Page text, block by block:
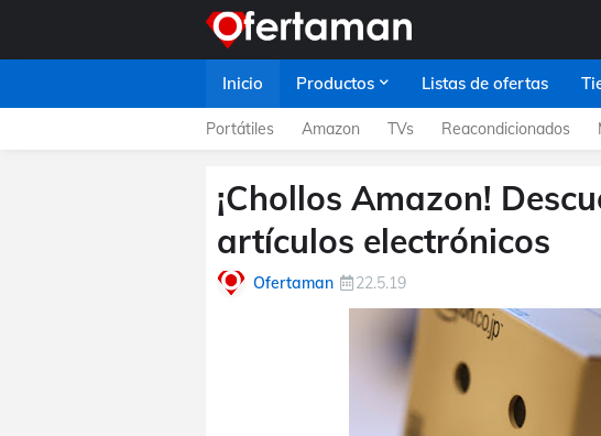
Inicio Productos Listas de ofertas
Portátiles Amazon TVs Reacondicionados
¡Chollos Amazon!
artículos electrónicos
Ofertaman 22.5.19